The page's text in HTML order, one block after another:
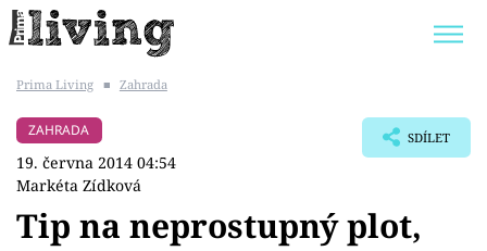
BYDLENÍ SLAVNÝCH
Prima Living ■ Zahrada
ZAHRADA
19. června 2014 04:54
Markéta Zídková
SDÍLET
Tip na neprostupný plot,